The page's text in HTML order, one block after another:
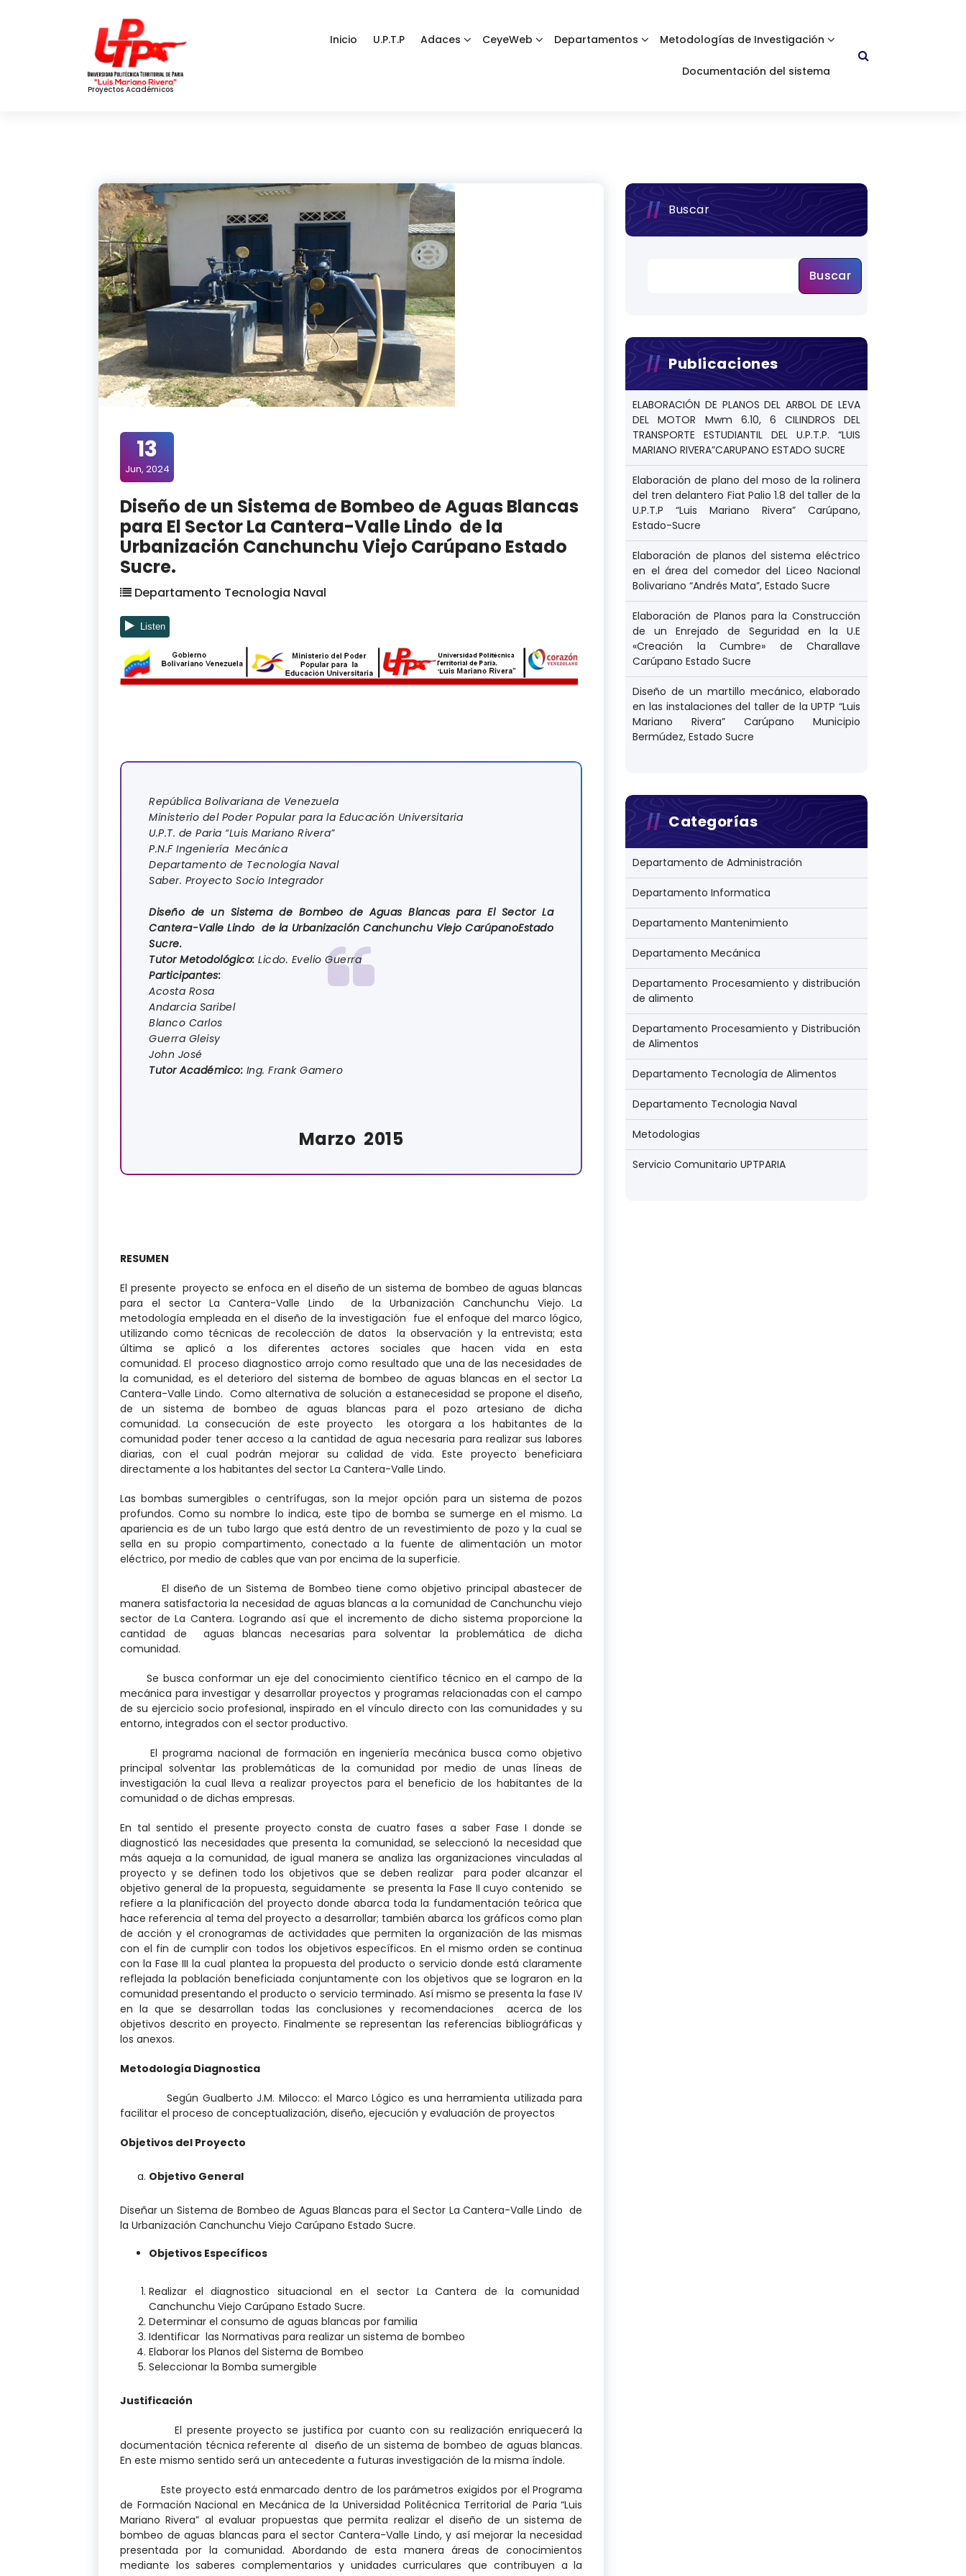
Proyectos Académicos
Inicio U.P.T.P Adaces CeyeWeb Departamentos Metodologías de Investigación
Documentación del sistema
13
Jun, 2024
Diseño de un Sistema de Bombeo de Aguas Blancas
para El Sector La Cantera-Valle Lindo de la
Urbanización Canchunchu Viejo Carúpano Estado
Sucre.
Departamento Tecnologia Naval
República Bolivariana de Venezuela
Ministerio del Poder Popular para la Educación Universitaria
U.P.T. de Paria “Luis Mariano Rivera”
P.N.F Ingeniería Mecánica
Departamento de Tecnología Naval
Saber. Proyecto Socio Integrador
Diseño de un Sistema de Bombeo de Aguas Blancas para El Sector La
Cantera-Valle Lindo de la Urbanización Canchunchu Viejo CarúpanoEstado
Sucre.
Tutor Metodológico: Licdo. Evelio Guerra
Participantes:
Acosta Rosa
Andarcia Saribel
Blanco Carlos
Guerra Gleisy
John José
Tutor Académico: Ing. Frank Gamero
Marzo 2015
RESUMEN
El presente proyecto se enfoca en el diseño de un sistema de bombeo de aguas blancas
para el sector La Cantera-Valle Lindo de la Urbanización Canchunchu Viejo. La
metodología empleada en el diseño de la investigación fue el enfoque del marco lógico,
utilizando como técnicas de recolección de datos la observación y la entrevista; esta
última se aplicó a los diferentes actores sociales que hacen vida en esta
comunidad. El proceso diagnostico arrojo como resultado que una de las necesidades de
la comunidad, es el deterioro del sistema de bombeo de aguas blancas en el sector La
Cantera-Valle Lindo. Como alternativa de solución a estanecesidad se propone el diseño,
de un sistema de bombeo de aguas blancas para el pozo artesiano de dicha
comunidad. La consecución de este proyecto les otorgara a los habitantes de la
comunidad poder tener acceso a la cantidad de agua necesaria para realizar sus labores
diarias, con el cual podrán mejorar su calidad de vida. Este proyecto beneficiara
directamente a los habitantes del sector La Cantera-Valle Lindo.
Las bombas sumergibles o centrífugas, son la mejor opción para un sistema de pozos
profundos. Como su nombre lo indica, este tipo de bomba se sumerge en el mismo. La
apariencia es de un tubo largo que está dentro de un revestimiento de pozo y la cual se
sella en su propio compartimento, conectado a la fuente de alimentación un motor
eléctrico, por medio de cables que van por encima de la superficie.
El diseño de un Sistema de Bombeo tiene como objetivo principal abastecer de
manera satisfactoria la necesidad de aguas blancas a la comunidad de Canchunchu viejo
sector de La Cantera. Logrando así que el incremento de dicho sistema proporcione la
cantidad de aguas blancas necesarias para solventar la problemática de dicha
comunidad.
Se busca conformar un eje del conocimiento científico técnico en el campo de la
mecánica para investigar y desarrollar proyectos y programas relacionadas con el campo
de su ejercicio socio profesional, inspirado en el vínculo directo con las comunidades y su
entorno, integrados con el sector productivo.
El programa nacional de formación en ingeniería mecánica busca como objetivo
principal solventar las problemáticas de la comunidad por medio de unas líneas de
investigación la cual lleva a realizar proyectos para el beneficio de los habitantes de la
comunidad o de dichas empresas.
En tal sentido el presente proyecto consta de cuatro fases a saber Fase I donde se
diagnosticó las necesidades que presenta la comunidad, se seleccionó la necesidad que
más aqueja a la comunidad, de igual manera se analiza las organizaciones vinculadas al
proyecto y se definen todo los objetivos que se deben realizar para poder alcanzar el
objetivo general de la propuesta, seguidamente se presenta la Fase II cuyo contenido se
refiere a la planificación del proyecto donde abarca toda la fundamentación teórica que
hace referencia al tema del proyecto a desarrollar; también abarca los gráficos como plan
de acción y el cronogramas de actividades que permiten la organización de las mismas
con el fin de cumplir con todos los objetivos específicos. En el mismo orden se continua
con la Fase III la cual plantea la propuesta del producto o servicio donde está claramente
reflejada la población beneficiada conjuntamente con los objetivos que se lograron en la
comunidad presentando el producto o servicio terminado. Así mismo se presenta la fase IV
en la que se desarrollan todas las conclusiones y recomendaciones acerca de los
objetivos descrito en proyecto. Finalmente se representan las referencias bibliográficas y
los anexos.
Metodología Diagnostica
Según Gualberto J.M. Milocco: el Marco Lógico es una herramienta utilizada para
facilitar el proceso de conceptualización, diseño, ejecución y evaluación de proyectos
Objetivos del Proyecto
Objetivo General
Diseñar un Sistema de Bombeo de Aguas Blancas para el Sector La Cantera-Valle Lindo de
la Urbanización Canchunchu Viejo Carúpano Estado Sucre.
Objetivos Específicos
Realizar el diagnostico situacional en el sector La Cantera de la comunidad
Canchunchu Viejo Carúpano Estado Sucre.
Determinar el consumo de aguas blancas por familia
Identificar las Normativas para realizar un sistema de bombeo
Elaborar los Planos del Sistema de Bombeo
Seleccionar la Bomba sumergible
Justificación
El presente proyecto se justifica por cuanto con su realización enriquecerá la
documentación técnica referente al diseño de un sistema de bombeo de aguas blancas.
En este mismo sentido será un antecedente a futuras investigación de la misma índole.
Este proyecto está enmarcado dentro de los parámetros exigidos por el Programa
de Formación Nacional en Mecánica de la Universidad Politécnica Territorial de Paria “Luis
Mariano Rivera” al evaluar propuestas que permita realizar el diseño de un sistema de
bombeo de aguas blancas para el sector Cantera-Valle Lindo, y así mejorar la necesidad
presentada por la comunidad. Abordando de esta manera áreas de conocimientos
mediante los saberes complementarios y unidades curriculares que contribuyen a la
Buscar
Buscar
Publicaciones
ELABORACIÓN DE PLANOS DEL ARBOL DE LEVA
DEL MOTOR Mwm 6.10, 6 CILINDROS DEL
TRANSPORTE ESTUDIANTIL DEL U.P.T.P. “LUIS
MARIANO RIVERA”CARUPANO ESTADO SUCRE
Elaboración de plano del moso de la rolinera
del tren delantero Fiat Palio 1.8 del taller de la
U.P.T.P “Luis Mariano Rivera” Carúpano,
Estado-Sucre
Elaboración de planos del sistema eléctrico
en el área del comedor del Liceo Nacional
Bolivariano “Andrés Mata”, Estado Sucre
Elaboración de Planos para la Construcción
de un Enrejado de Seguridad en la U.E
«Creación la Cumbre» de Charallave
Carúpano Estado Sucre
Diseño de un martillo mecánico, elaborado
en las instalaciones del taller de la UPTP “Luis
Mariano Rivera” Carúpano Municipio
Bermúdez, Estado Sucre
Categorías
Departamento de Administración
Departamento Informatica
Departamento Mantenimiento
Departamento Mecánica
Departamento Procesamiento y distribución
de alimento
Departamento Procesamiento y Distribución
de Alimentos
Departamento Tecnología de Alimentos
Departamento Tecnologia Naval
Metodologias
Servicio Comunitario UPTPARIA